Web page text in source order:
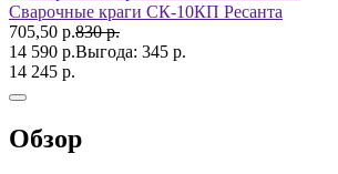
Сварочные краги СК-10КП Ресанта
705,50 р.830 р.
14 590 р.Выгода: 345 р.
14 245 р.
Обзор